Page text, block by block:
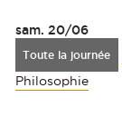
sam. 20/06
Toute la journée
Philosophie